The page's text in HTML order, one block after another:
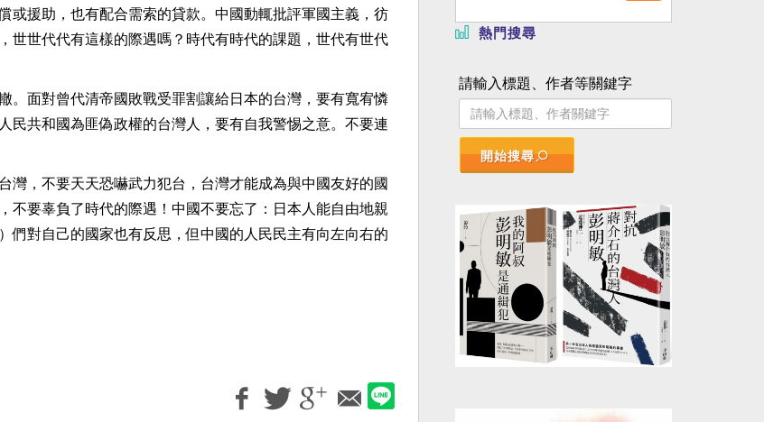
或援助，也有配合需索的貸款。中國動輒批評軍國主義，彷
世世代代有這樣的際遇嗎？時代有時代的課題，世代有世代
。面對曾代清帝國敗戰受罪割讓給日本的台灣，要有寬宥憐
民共和國為匪偽政權的台灣人，要有自我警惕之意。不要連
灣，不要天天恐嚇武力犯台，台灣才能成為與中國友好的國
不要辜負了時代的際遇！中國不要忘了：日本人能自由地親
們對自己的國家也有反思，但中國的人民民主有向左向右的
熱門搜尋
請輸入標題、作者等關鍵字
開始搜尋